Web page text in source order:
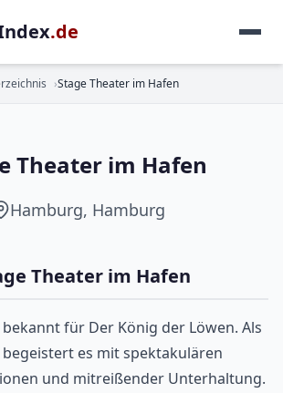
.de
Stage Theater im Hafen
MUSICAL
Theater im Hafen
Hamburg, Hamburg
Theater im Hafen
für Der König der Löwen. Als
es mit spektakulären
und mitreißender Unterhaltung.